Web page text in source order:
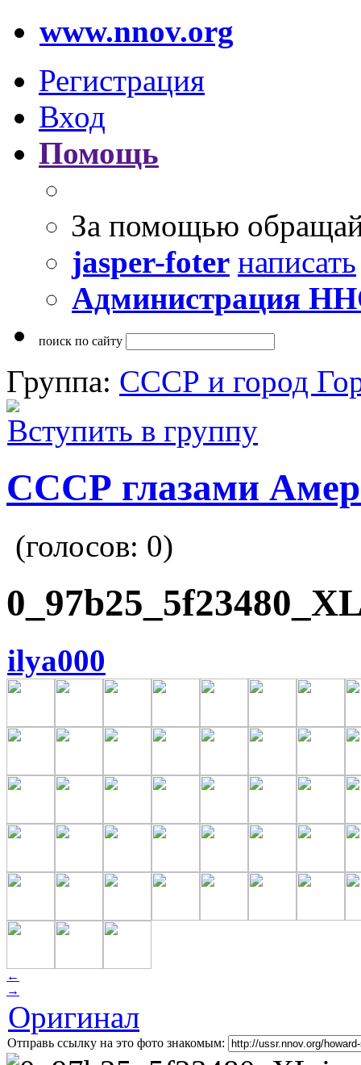
www.nnov.org
Регистрация
Вход
Помощь
За помощью
jasper-foter написать
Администрация
поиск по сайту
Группа: СССР и город
Вступить в группу
СССР глазами
(голосов: 0)
ilya000
←
→
Оригинал
Отправь ссылку на это фото знакомым: